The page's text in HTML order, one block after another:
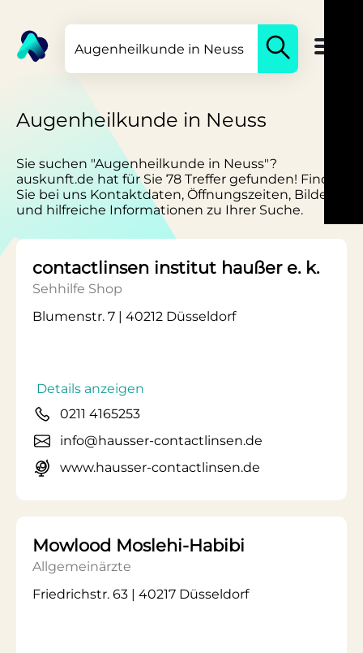
Augenheilkunde in Neuss
Sie suchen "Augenheilkunde in Neuss"?
auskunft.de hat für Sie 78 Treffer gefunden! Finden
Sie bei uns Kontaktdaten, Öffnungszeiten, Bilder
und hilfreiche Informationen zu Ihrer Suche.
contactlinsen institut haußer e. k.
Sehhilfe Shop
Blumenstr. 7 | 40212 Düsseldorf
Details anzeigen
0211 4165253
info@hausser-contactlinsen.de
www.hausser-contactlinsen.de
Mowlood Moslehi-Habibi
Allgemeinärzte
Friedrichstr. 63 | 40217 Düsseldorf